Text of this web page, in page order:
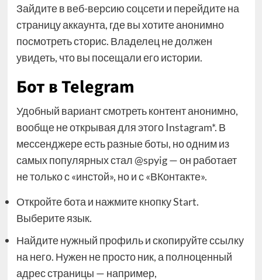
Зайдите в веб-версию соцсети и перейдите на
страницу аккаунта, где вы хотите анонимно
посмотреть сторис. Владелец не должен
увидеть, что вы посещали его истории.
Бот в Telegram
Удобный вариант смотреть контент анонимно,
вообще не открывая для этого Instagram*. В
мессенджере есть разные боты, но одним из
самых популярных стал @spyig — он работает
не только с «инстой», но и с «ВКонтакте».
Откройте бота и нажмите кнопку Start.
Выберите язык.
Найдите нужный профиль и скопируйте ссылку
на него. Нужен не просто ник, а полноценный
адрес страницы — например,